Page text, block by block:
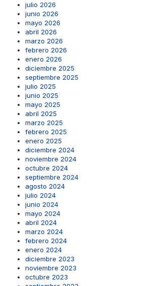
julio 2026
junio 2026
mayo 2026
abril 2026
marzo 2026
febrero 2026
enero 2026
diciembre 2025
septiembre 2025
julio 2025
junio 2025
mayo 2025
abril 2025
marzo 2025
febrero 2025
enero 2025
diciembre 2024
noviembre 2024
octubre 2024
septiembre 2024
agosto 2024
julio 2024
junio 2024
mayo 2024
abril 2024
marzo 2024
febrero 2024
enero 2024
diciembre 2023
noviembre 2023
octubre 2023